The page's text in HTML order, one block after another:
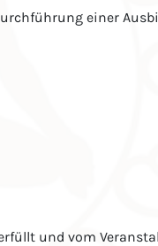
einer
und vom